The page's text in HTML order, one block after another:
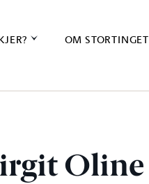
OM STORTINGET
Oline